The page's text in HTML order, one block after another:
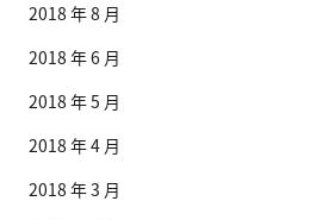
2018 年 8 月
2018 年 6 月
2018 年 5 月
2018 年 4 月
2018 年 3 月